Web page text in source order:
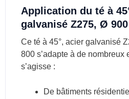
Application du té à
galvanisé Z275, Ø
Ce té à 45°, acier galvanisé
800 s’adapte à de nombreux
s’agisse :
De bâtiments